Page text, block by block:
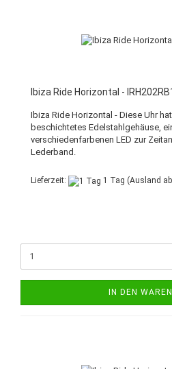
Ibiza Ride Horizontal -
Ibiza Ride Horizontal - Diese Uhr
beschichtetes Edelstahlgehäuse,
verschiedenfarbenen LED zur
Lederband.
Lieferzeit: 1 Tag (Ausland
IN DEN